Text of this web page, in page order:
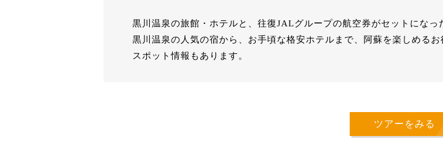
黒川温泉の旅館・ホテルと、往復JALグループの航空券がセットにな
黒川温泉の人気の宿から、お手頃な格安ホテルまで、阿蘇を楽しめる
スポット情報もあります。
ツアーをみる